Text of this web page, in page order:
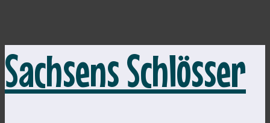
Inhalt
springen
Sachsens Schlösser